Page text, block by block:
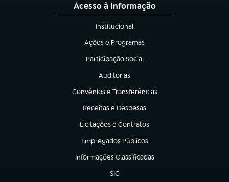
Acesso à Informação
Institucional
(abre em nova aba)
Ações e Programas
(abre em nova aba)
Participação Social
(abre em nova aba)
Auditorias
(abre em nova aba)
Convênios e Transferências
(abre em nova aba)
Receitas e Despesas
(abre em nova aba)
Licitações e Contratos
(abre em nova aba)
Empregados Públicos
(abre em nova aba)
Informações Classificadas
(abre em nova aba)
SIC
(abre em nova aba)